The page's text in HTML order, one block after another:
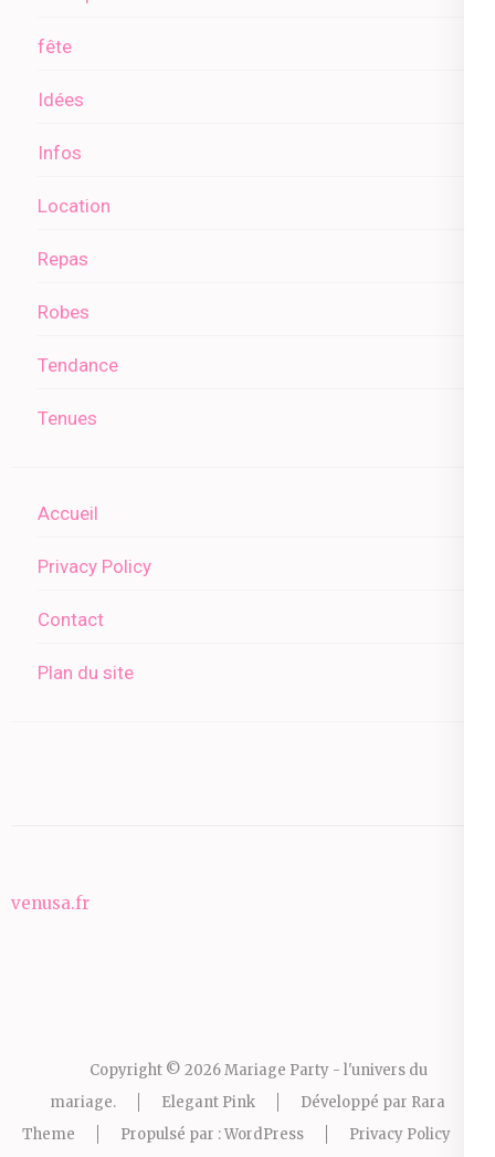
fête
Idées
Infos
Location
Repas
Robes
Tendance
Tenues
Accueil
Privacy Policy
Contact
Plan du site
venusa.fr
Copyright © 2026Mariage Party - l'univers du
mariage. Elegant Pink Développé par Rara
Theme
Propulsé par :WordPress Privacy Policy